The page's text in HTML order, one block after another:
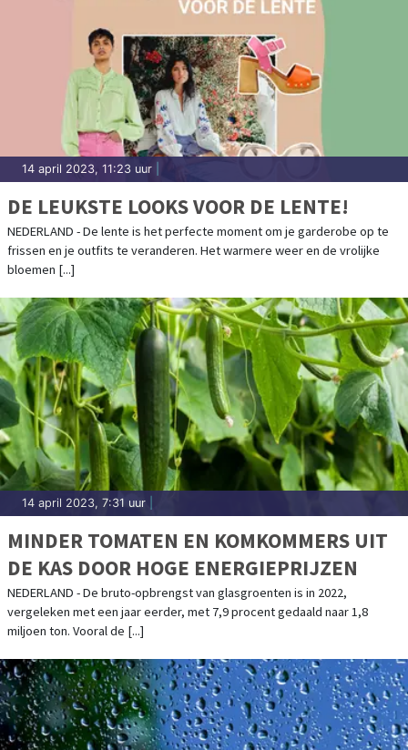
14 april 2023, 11:23 uur
DE LEUKSTE LOOKS VOOR DE LENTE!
NEDERLAND - De lente is het perfecte moment om je garderobe op te
frissen en je outfits te veranderen. Het warmere weer en de vrolijke
bloemen [...]
14 april 2023, 7:31 uur
MINDER TOMATEN EN KOMKOMMERS UIT
DE KAS DOOR HOGE ENERGIEPRIJZEN
NEDERLAND - De bruto-opbrengst van glasgroenten is in 2022,
vergeleken met een jaar eerder, met 7,9 procent gedaald naar 1,8
miljoen ton. Vooral de [...]